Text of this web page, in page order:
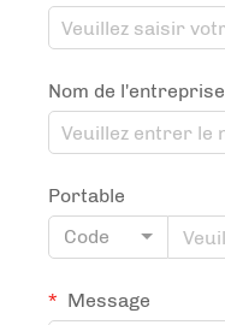
Nom de l'entreprise
Portable
Code
Message